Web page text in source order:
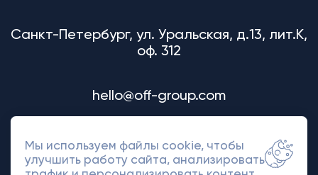
Санкт-Петербург, ул. Уральская, д.13, лит.К,
оф. 312
hello@off-group.com
Мы используем файлы cookie, чтобы
улучшить работу сайта, анализировать